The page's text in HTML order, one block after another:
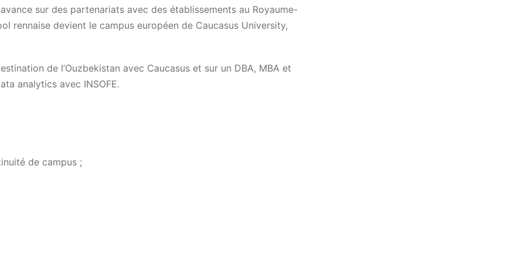
sur des partenariats avec des établissements au Royaume-
rennaise devient le campus européen de Caucasus University,
de l’Ouzbekistan avec Caucasus et sur un DBA, MBA et
analytics avec INSOFE.
de campus ;